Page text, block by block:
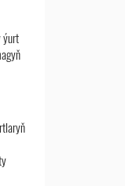
ýurt